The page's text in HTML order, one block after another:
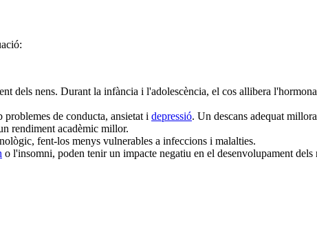
dels nens. Durant la infància i l'adolescència, el cos allibera
problemes de conducta, ansietat i depressió. Un descans adequat
rendiment acadèmic millor.
fent-los menys vulnerables a infeccions i malalties.
o l'insomni, poden tenir un impacte negatiu en el desenvolupament